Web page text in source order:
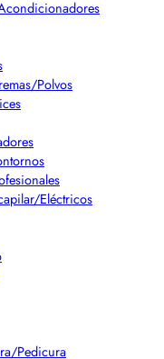
Polvos
Eléctricos
Pedicura